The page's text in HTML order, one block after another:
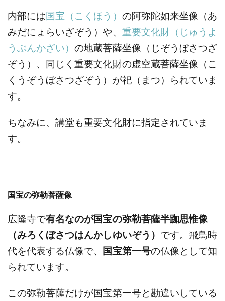
内部には 国宝（こくほう） の阿弥陀如来坐像（あ
みだにょらいざぞう）や、 重要文化財（じゅうよ
うぶんかざい） の地蔵菩薩坐像（じぞうぼさつざ
ぞう）、同じく重要文化財の虚空蔵菩薩坐像（こ
くうぞうぼさつざぞう）が祀（まつ）られていま
す。
ちなみに、講堂も重要文化財に指定されていま
す。
国宝の弥勒菩薩像
広隆寺で有名なのが国宝の弥勒菩薩半跏思惟像
（みろくぼさつはんかしゆいぞう） です。飛鳥時
代を代表する仏像で、
国宝第一号の仏像として知
られています。
この弥勒菩薩だけが国宝第一号と勘違いしている